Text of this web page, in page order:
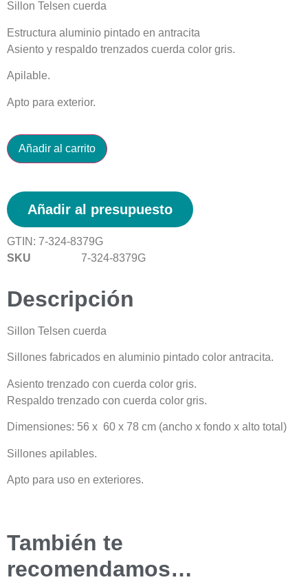
Sillon Telsen cuerda
Estructura aluminio pintado en antracita
Asiento y respaldo trenzados cuerda color gris.
Apilable.
Apto para exterior.
Añadir al carrito
Añadir al presupuesto
GTIN: 7-324-8379G
SKU
7-324-8379G
Descripción
Sillon Telsen cuerda
Sillones fabricados en aluminio pintado color antracita.
Asiento trenzado con cuerda color gris.
Respaldo trenzado con cuerda color gris.
Dimensiones: 56 x 60 x 78 cm (ancho x fondo x alto total)
Sillones apilables.
Apto para uso en exteriores.
También te
recomendamos…